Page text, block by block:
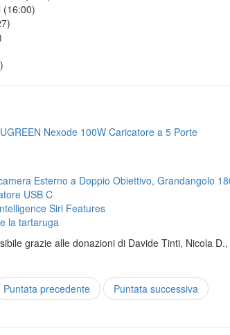
(16:00)
UGREEN Nexode 100W Caricatore a 5 Porte
Esterno a Doppio Obiettivo, Grandangolo
USB C
Siri Features
la tartaruga
grazie alle donazioni di Davide Tinti, Nicola
Puntata precedente Puntata successiva